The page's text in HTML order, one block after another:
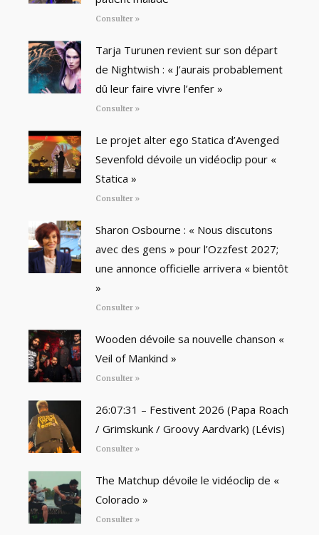
Consulter »
Tarja Turunen revient sur son départ
de Nightwish : « J’aurais probablement
dû leur faire vivre l’enfer »
Consulter »
Le projet alter ego Statica d’Avenged
Sevenfold dévoile un vidéoclip pour «
Statica »
Consulter »
Sharon Osbourne : « Nous discutons
avec des gens » pour l’Ozzfest 2027;
une annonce officielle arrivera « bientôt
»
Consulter »
Wooden dévoile sa nouvelle chanson «
Veil of Mankind »
Consulter »
26:07:31 – Festivent 2026 (Papa Roach
/ Grimskunk / Groovy Aardvark) (Lévis)
Consulter »
The Matchup dévoile le vidéoclip de «
Colorado »
Consulter »